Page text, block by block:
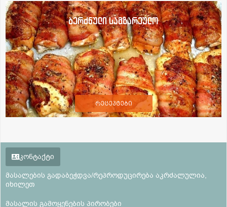
ბერძნული სამზარეულო
რეცეპტები
კონტაქტი
მასალების გადაბეჭდვა/რეპროდუცირება აკრძალულია,
იხილეთ
მასალის გამოყენების პირობები